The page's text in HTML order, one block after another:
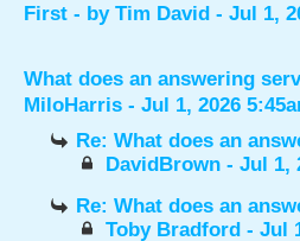
First - by Tim David - Jul 1,
What does an answering
MiloHarris - Jul 1, 2026
Re: What does an
DavidBrown- Jul 1,
Re: What does an
Toby Bradford- Jul